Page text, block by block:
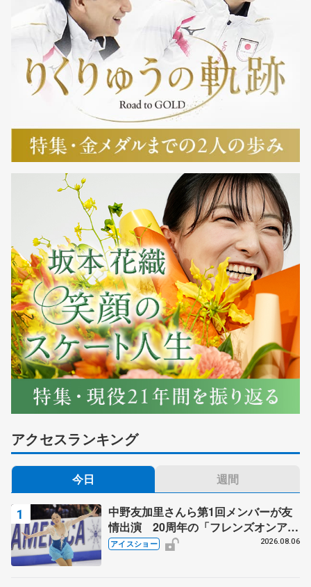
アクセスランキング
今日 週間
中野友加里さんら第1回メンバーが友
情出演 20周年の「フレンズオンアイ
ス」 宮本賢二さん、有川梨絵さん、
アイスショー 2026.08.06